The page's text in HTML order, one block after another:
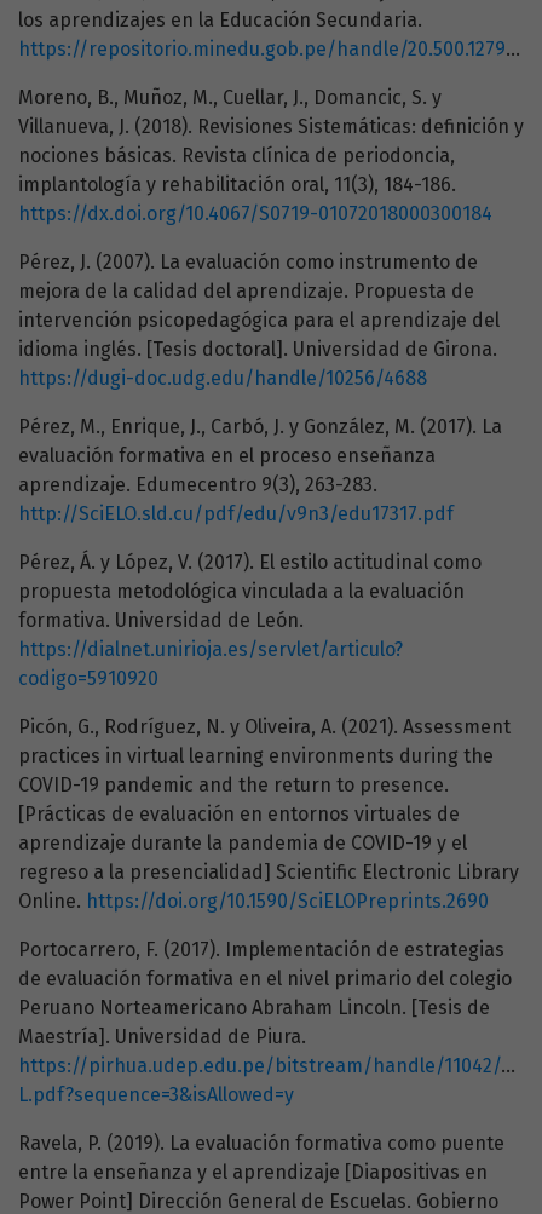
los aprendizajes en la Educación Secundaria.
https://repositorio.minedu.gob.pe/handle/20.500.12799/6646
Moreno, B., Muñoz, M., Cuellar, J., Domancic, S. y
Villanueva, J. (2018). Revisiones Sistemáticas: definición y
nociones básicas. Revista clínica de periodoncia,
implantología y rehabilitación oral, 11(3), 184-186.
https://dx.doi.org/10.4067/S0719-01072018000300184
Pérez, J. (2007). La evaluación como instrumento de
mejora de la calidad del aprendizaje. Propuesta de
intervención psicopedagógica para el aprendizaje del
idioma inglés. [Tesis doctoral]. Universidad de Girona.
https://dugi-doc.udg.edu/handle/10256/4688
Pérez, M., Enrique, J., Carbó, J. y González, M. (2017). La
evaluación formativa en el proceso enseñanza
aprendizaje. Edumecentro 9(3), 263-283.
http://SciELO.sld.cu/pdf/edu/v9n3/edu17317.pdf
Pérez, Á. y López, V. (2017). El estilo actitudinal como
propuesta metodológica vinculada a la evaluación
formativa. Universidad de León.
https://dialnet.unirioja.es/servlet/articulo?
codigo=5910920
Picón, G., Rodríguez, N. y Oliveira, A. (2021). Assessment
practices in virtual learning environments during the
COVID-19 pandemic and the return to presence.
[Prácticas de evaluación en entornos virtuales de
aprendizaje durante la pandemia de COVID-19 y el
regreso a la presencialidad] Scientific Electronic Library
Online. https://doi.org/10.1590/SciELOPreprints.2690
Portocarrero, F. (2017). Implementación de estrategias
de evaluación formativa en el nivel primario del colegio
Peruano Norteamericano Abraham Lincoln. [Tesis de
Maestría]. Universidad de Piura.
https://pirhua.udep.edu.pe/bitstream/handle/11042/2886/
L.pdf?sequence=3&isAllowed=y
Ravela, P. (2019). La evaluación formativa como puente
entre la enseñanza y el aprendizaje [Diapositivas en
Power Point] Dirección General de Escuelas. Gobierno